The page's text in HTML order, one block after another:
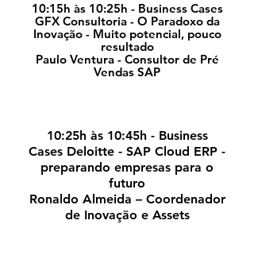
10:15h às 10:25h - Business Cases
GFX Consultoria - O Paradoxo da
Inovação - Muito potencial, pouco
resultado
Paulo Ventura - Consultor de Pré
Vendas SAP
10:25h às 10:45h - Business
Cases Deloitte - SAP Cloud ERP -
preparando empresas para o
futuro
Ronaldo Almeida – Coordenador
de Inovação e Assets